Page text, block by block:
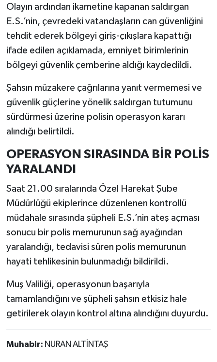
Olayın ardından ikametine kapanan saldırgan
E.S.’nin, çevredeki vatandaşların can güvenliğini
tehdit ederek bölgeyi giriş-çıkışlara kapattığı
ifade edilen açıklamada, emniyet birimlerinin
bölgeyi güvenlik çemberine aldığı kaydedildi.
Şahsın müzakere çağrılarına yanıt vermemesi ve
güvenlik güçlerine yönelik saldırgan tutumunu
sürdürmesi üzerine polisin operasyon kararı
alındığı belirtildi.
OPERASYON SIRASINDA BİR POLİS
YARALANDI
Saat 21.00 sıralarında Özel Harekat Şube
Müdürlüğü ekiplerince düzenlenen kontrollü
müdahale sırasında şüpheli E.S.’nin ateş açması
sonucu bir polis memurunun sağ ayağından
yaralandığı, tedavisi süren polis memurunun
hayati tehlikesinin bulunmadığı bildirildi.
Muş Valiliği, operasyonun başarıyla
tamamlandığını ve şüpheli şahsın etkisiz hale
getirilerek olayın kontrol altına alındığını duyurdu.
Muhabir: NURAN ALTİNTAŞ